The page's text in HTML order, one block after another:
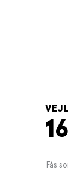
Fås